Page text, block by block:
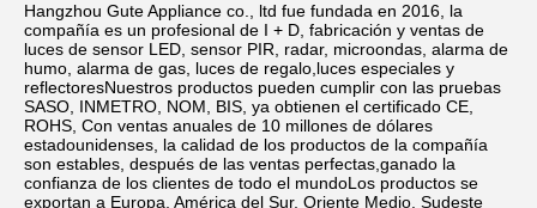
Hangzhou Gute Appliance co., ltd fue fundada en 2016, la
compañía es un profesional de I + D, fabricación y ventas de
luces de sensor LED, sensor PIR, radar, microondas, alarma de
humo, alarma de gas, luces de regalo,luces especiales y
reflectoresNuestros productos pueden cumplir con las pruebas
SASO, INMETRO, NOM, BIS, ya obtienen el certificado CE,
ROHS, Con ventas anuales de 10 millones de dólares
estadounidenses, la calidad de los productos de la compañía
son estables, después de las ventas perfectas,ganado la
confianza de los clientes de todo el mundoLos productos se
exportan a Europa, América del Sur, Oriente Medio, Sudeste